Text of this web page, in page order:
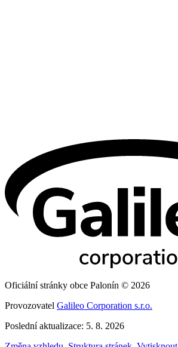
Oficiální stránky obce Palonín © 2026
Provozovatel Galileo Corporation s.r.o.
Poslední aktualizace: 5. 8. 2026